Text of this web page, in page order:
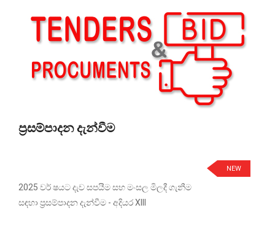
ප්‍රසම්පාදන දැන්වීම
NEW
2025 වර් ෂයට දැව සපයීම සහ මංසල මිලදී ගැනීම
සඳහා ප්‍රසම්පාදන දැන්වීම - අදියර XIII